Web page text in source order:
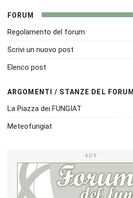
FORUM
Regolamento del forum
Scrivi un nuovo post
Elenco post
ARGOMENTI / STANZE DEL FORUM
La Piazza dei FUNGIAT
Meteofungiat
ADV